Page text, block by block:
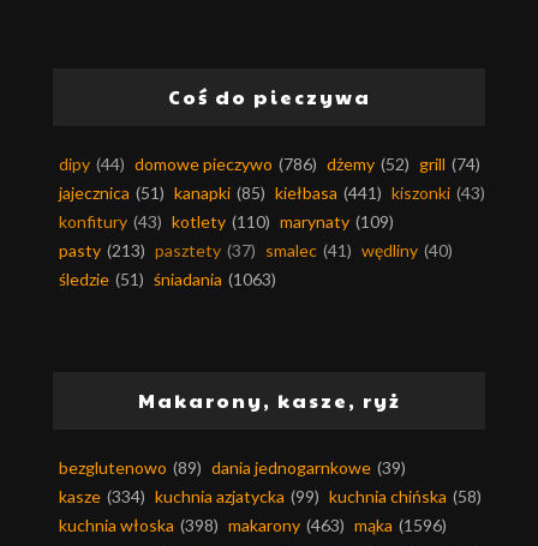
Coś do pieczywa
dipy (44) domowe pieczywo (786) dżemy (52) grill (74)
jajecznica (51) kanapki (85) kiełbasa (441) kiszonki (43)
konfitury (43) kotlety (110) marynaty (109)
pasty (213) pasztety (37) smalec (41) wędliny (40)
śledzie (51) śniadania (1063)
Makarony, kasze, ryż
bezglutenowo (89) dania jednogarnkowe (39)
kasze (334) kuchnia azjatycka (99) kuchnia chińska (58)
kuchnia włoska (398) makarony (463) mąka (1596)